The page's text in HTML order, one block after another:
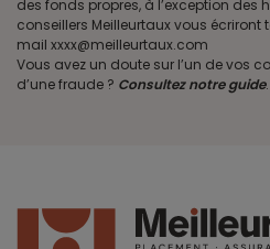
des fonds propres, à l’exception des
conseillers Meilleurtaux vous
mail xxxx@meilleurtaux.com
Vous avez un doute sur l’un de vos
d’une fraude ? Consultez notre guide.